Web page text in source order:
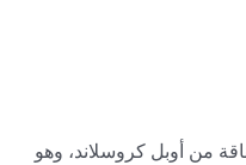
أكثر أناقة من أوبل كروسلاند، وهو